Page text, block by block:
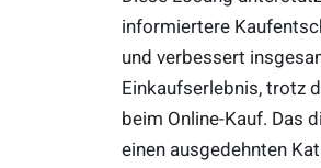
informiertere
und verbessert
Einkaufserlebnis, trotz
beim Online-Kauf. Das
einen ausgedehnten